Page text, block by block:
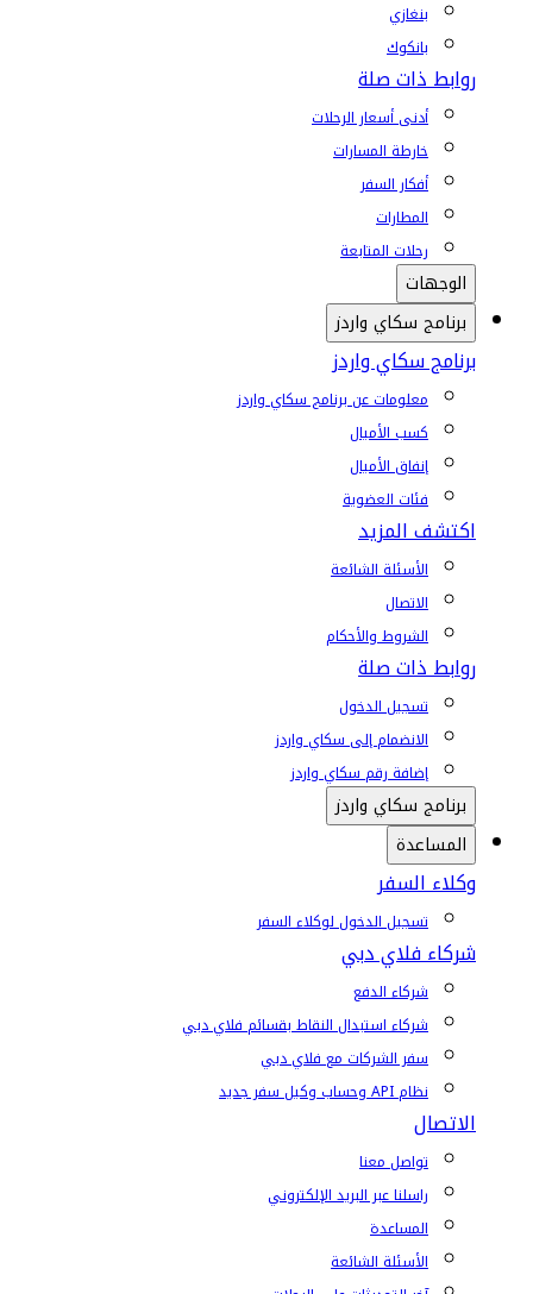
بنغازي
بانكوك
روابط ذات صلة
أدنى أسعار الرحلات
خارطة المسارات
أفكار السفر
المطارات
رحلات المتابعة
الوجهات
برنامج سكاي واردز
برنامج سكاي واردز
معلومات عن برنامج سكاي واردز
كسب الأميال
إنفاق الأميال
فئات العضوية
اكتشف المزيد
الأسئلة الشائعة
الاتصال
الشروط والأحكام
روابط ذات صلة
تسجيل الدخول
الانضمام إلى سكاي واردز
إضافة رقم سكاي واردز
برنامج سكاي واردز
المساعدة
وكلاء السفر
تسجيل الدخول لوكلاء السفر
شركاء فلاي دبي
شركاء الدفع
شركاء استبدال النقاط بقسائم فلاي دبي
سفر الشركات مع فلاي دبي
نظام API وحساب وكيل سفر جديد
الاتصال
تواصل معنا
راسلنا عبر البريد الإلكتروني
المساعدة
الأسئلة الشائعة